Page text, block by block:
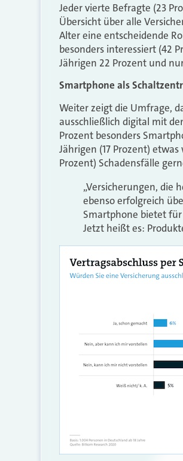
Jeder vierte Befragte (23
Übersicht über alle
Alter eine entscheidende
besonders interessiert (42
Jährigen 22 Prozent und
Smartphone als
Weiter zeigt die Umfrage,
ausschließlich digital mit
Prozent besonders
Jährigen (17 Prozent)
Prozent) Schadensfälle
„Versicherungen, die
ebenso erfolgreich
Smartphone bietet für
Jetzt heißt es: